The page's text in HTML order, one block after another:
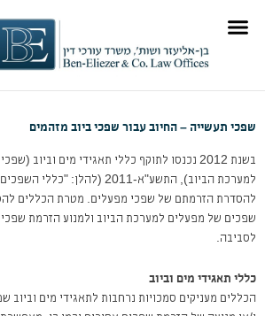
לתוכן
שפכי תעשייה – החיוב עבור שפכי ביוב מזהמים
בשנת 2012 נכנסו לתוקף כללי תאגידי מים וביוב
למערכת הביוב), התשע"א-2011
להסדרת הזרמתם של שפכי מפעלים. מטרת הכללים
שפכים של מפעלים למערכת הביוב ולמנוע הזרמת
לסביבה.
כללי תאגידי מים וביוב
הכללים מעניקים סמכויות נרחבות לתאגידי מים